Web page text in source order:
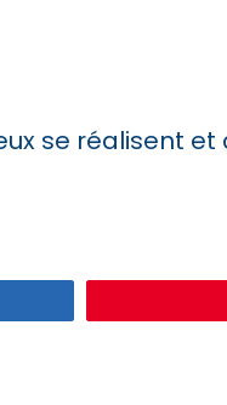
se réalisent